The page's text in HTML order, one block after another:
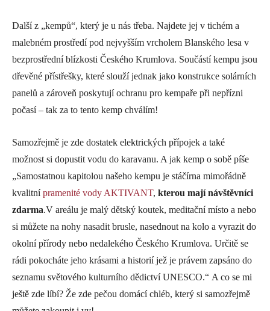
Další z „kempů“, který je u nás třeba. Najdete jej v tichém a
malebném prostředí pod nejvyšším vrcholem Blanského lesa v
bezprostřední blízkosti Českého Krumlova. Součástí kempu jsou
dřevěné přístřešky, které slouží jednak jako konstrukce solárních
panelů a zároveň poskytují ochranu pro kempaře při nepřízni
počasí – tak za to tento kemp chválím!
Samozřejmě je zde dostatek elektrických přípojek a také
možnost si dopustit vodu do karavanu. A jak kemp o sobě píše
„Samostatnou kapitolou našeho kempu je stáčírna mimořádně
kvalitnípramenité vody AKTIVANT, kterou mají návštěvníci
zdarma.V areálu je malý dětský koutek, meditační místo a nebo
si můžete na nohy nasadit brusle, nasednout na kolo a vyrazit do
okolní přírody nebo nedalekého Českého Krumlova. Určitě se
rádi pokocháte jeho krásami a historií jež je právem zapsáno do
seznamu světového kulturního dědictví UNESCO.“ A co se mi
ještě zde líbí? Že zde pečou domácí chléb, který si samozřejmě